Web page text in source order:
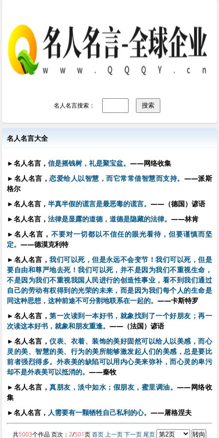
名人名言搜索：
名人名言大全
►名人名言，信是摇钱树，礼是聚宝盆。——网络收集
► 名人名言，恋爱给人以智慧，而它常常借智慧而支持。 ——派斯
格尔
►名人名言，半真半假的谎言是最恶毒的谎言。——（德国）谚语
►名人名言，法律是显露的道德，道德是隐藏的法律。——林肯
► 名人名言， 不要对一切都以不信任的眼光看待，但要谨慎而坚
定。——德漠克利特
► 名人名言，我们可以死，但是永远不会变节！我们可以死，但是
要自由和尊严地去死！我们可以死，并不是因为我们不重视生命，
不是因为我们不重视我国人民进行的创造性事业，看不到我们通过
自己的劳动有权得到的光荣的未来，而是因为我们每个人的生命是
同这种思想，这种前途不可分割地联系在一起的。——卡斯特罗
► 名人名言，第一次读到一本好书，就象找到了一个好朋友；再一
次读这本好书，就象和朋友重逢。——（法国）谚语
► 名人名言，仪表、衣着、装饰的美好固然可以给人以美感，而心
灵的美、智慧的美、行为的美所能够激发起人们的美感，总是要比
前者强烈得多。外表美的缺陷可以用内心美来弥补，而心灵的卑污
却不是外表美可以抵消的。——秦牧
► 名人名言，真朋友，淡中如水；假朋友，蜜里调油。——网络收
集
►名人名言， 人需要有一颗牺牲自己私利的心。——屠格涅夫
共5003个作品 页次： 2/501页首页上一页下一页 尾页